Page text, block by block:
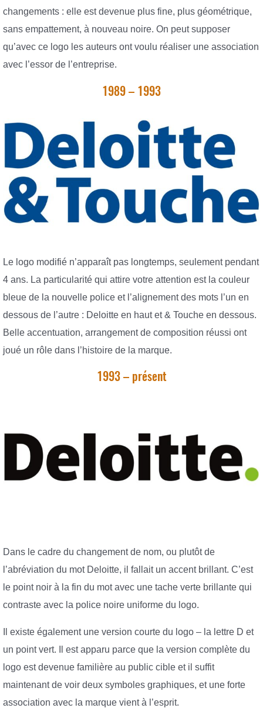
changements : elle est devenue plus fine, plus géométrique,
sans empattement, à nouveau noire. On peut supposer
qu’avec ce logo les auteurs ont voulu réaliser une association
avec l’essor de l’entreprise.
1989 – 1993
Le logo modifié n’apparaît pas longtemps, seulement pendant
4 ans. La particularité qui attire votre attention est la couleur
bleue de la nouvelle police et l’alignement des mots l’un en
dessous de l’autre : Deloitte en haut et & Touche en dessous.
Belle accentuation, arrangement de composition réussi ont
joué un rôle dans l’histoire de la marque.
1993 – présent
Dans le cadre du changement de nom, ou plutôt de
l’abréviation du mot Deloitte, il fallait un accent brillant. C’est
le point noir à la fin du mot avec une tache verte brillante qui
contraste avec la police noire uniforme du logo.
Il existe également une version courte du logo – la lettre D et
un point vert. Il est apparu parce que la version complète du
logo est devenue familière au public cible et il suffit
maintenant de voir deux symboles graphiques, et une forte
association avec la marque vient à l’esprit.